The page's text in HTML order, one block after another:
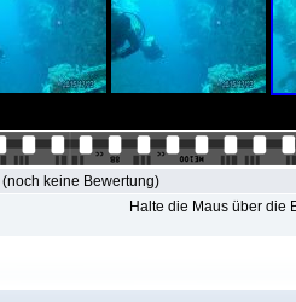
(noch keine Bewertung)
Halte die Maus über die